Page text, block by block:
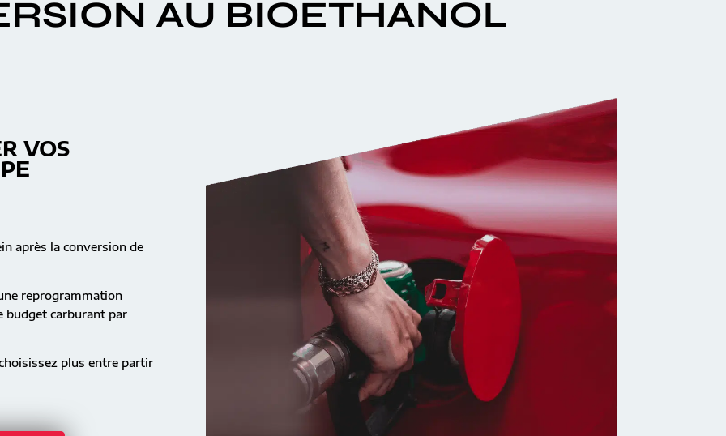
AU BIOÉTHANOL
VOS
après la conversion de
reprogrammation
budget carburant par
plus entre partir